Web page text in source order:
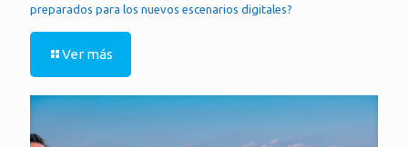
preparados para los nuevos escenarios digitales?
Ver más